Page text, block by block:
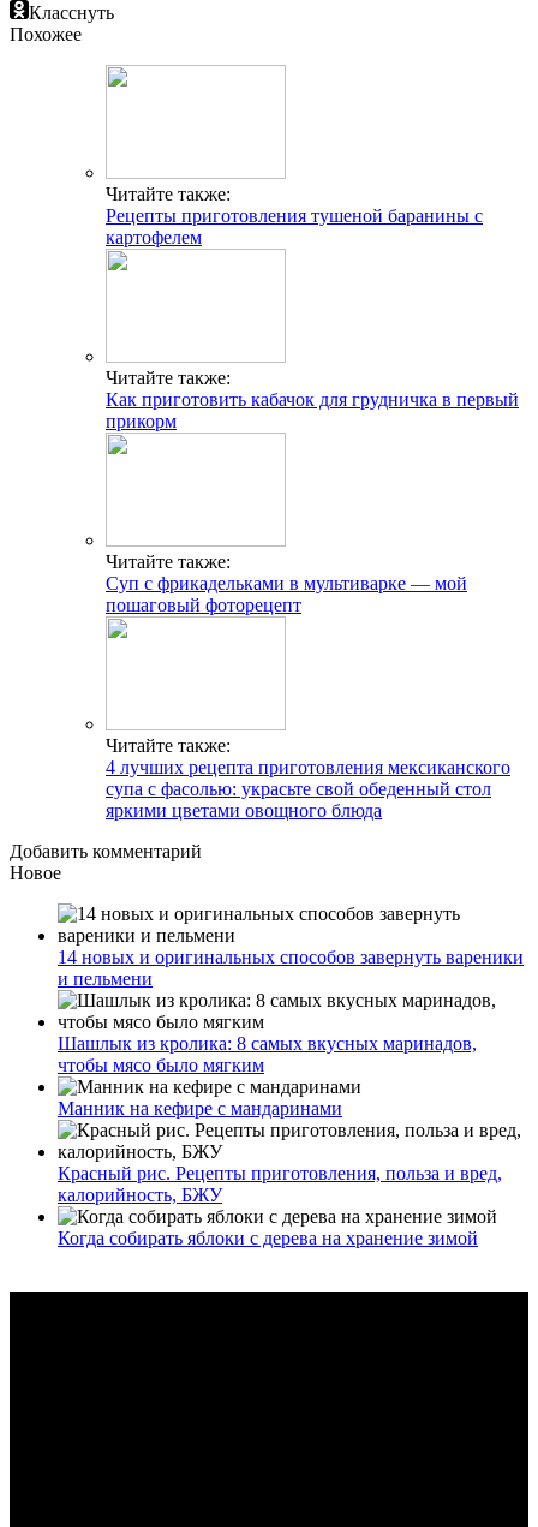
Класснуть
Похожее
Читайте также:
Рецепты приготовления тушеной баранины с
картофелем
Читайте также:
Как приготовить кабачок для грудничка в первый
прикорм
Читайте также:
Суп с фрикадельками в мультиварке — мой
пошаговый фоторецепт
Читайте также:
4 лучших рецепта приготовления мексиканского
супа с фасолью: украсьте свой обеденный стол
яркими цветами овощного блюда
Добавить комментарий
Новое
14 новых и оригинальных способов завернуть вареники
и пельмени
Шашлык из кролика: 8 самых вкусных маринадов,
чтобы мясо было мягким
Манник на кефире с мандаринами
Красный рис. Рецепты приготовления, польза и вред,
калорийность, БЖУ
Когда собирать яблоки с дерева на хранение зимой